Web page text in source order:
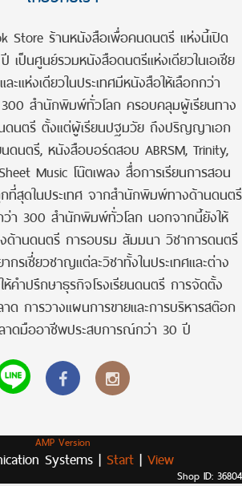
Store ร้านหนังสือเพื่อคนดนตรี แห่งนี้เปิด
เป็นศูนย์รวมหนังสือดนตรีแห่งเดียวในเอเชีย
ะแห่งเดียวในประเทศมีหนังสือให้เลือกกว่า
สำนักพิมพ์ทั่วโลก ครอบคลุมผู้เรียนทาง
ดนตรี ตั้งแต่ผู้เรียนปฐมวัย ถึงปริญญาเอก
ดนตรี, หนังสือบอร์ดสอบ ABRSM, Trinity,
Music โน๊ตเพลง สื่อการเรียนการสอน
สุดในประเทศ จากสำนักพิมพ์ทางด้านดนตรี
า 300 สำนักพิมพ์ทั่วโลก นอกจากนี้ยังให้
ด้านดนตรี การอบรม สัมมนา วิชาการดนตรี
รเชี่ยวชาญแต่ละวิชาทั้งในประเทศและต่าง
ห้คำปรึกษาธุรกิจโรงเรียนดนตรี การจัดตั้ง
ด การวางแผนการขายและการบริหารสต๊อก
าดมืออาชีพประสบการณ์กว่า 30 ปี
AMP Version
Systems | Start | View
Shop ID: 36804